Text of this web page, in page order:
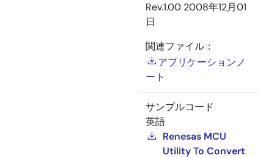
Rev.1.00 2008年12月01
日
関連ファイル：
アプリケーションノ
ート
サンプルコード
英語
Renesas MCU
Utility To Convert